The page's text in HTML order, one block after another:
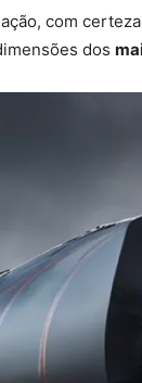
com
dos